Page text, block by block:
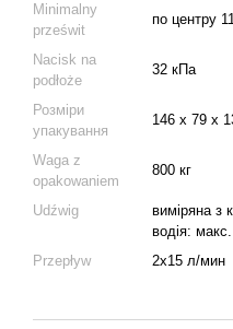
Minimalny
prześwit
по центру
Nacisk na
podłoże
32 кПа
Розміри
упакування
146 x 79 x
Waga z
opakowaniem
800 кг
Udźwig
виміряна з
водія:
Przepływ
2x15 л/мин